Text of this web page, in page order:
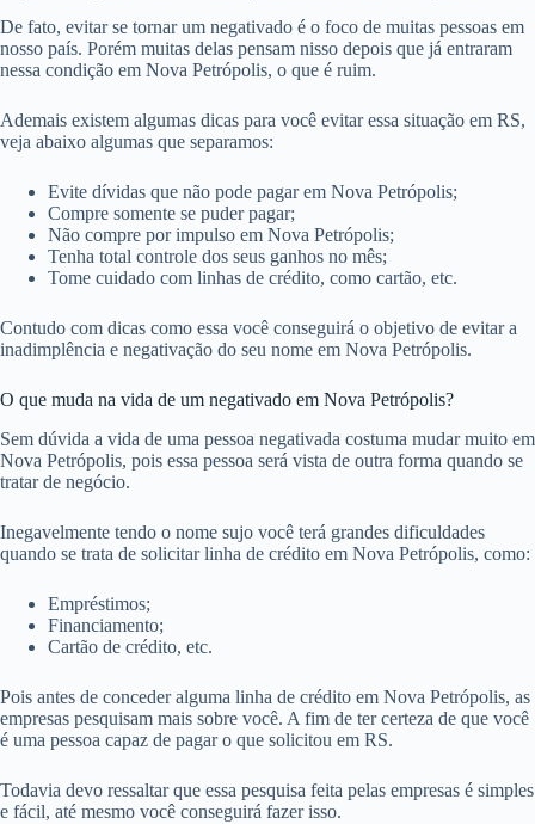
De fato, evitar se tornar um negativado é o foco de muitas pessoas em
nosso país. Porém muitas delas pensam nisso depois que já entraram
nessa condição em Nova Petrópolis, o que é ruim.
Ademais existem algumas dicas para você evitar essa situação em RS,
veja abaixo algumas que separamos:
Evite dívidas que não pode pagar em Nova Petrópolis;
Compre somente se puder pagar;
Não compre por impulso em Nova Petrópolis;
Tenha total controle dos seus ganhos no mês;
Tome cuidado com linhas de crédito, como cartão, etc.
Contudo com dicas como essa você conseguirá o objetivo de evitar a
inadimplência e negativação do seu nome em Nova Petrópolis.
O que muda na vida de um negativado em Nova Petrópolis?
Sem dúvida a vida de uma pessoa negativada costuma mudar muito em
Nova Petrópolis, pois essa pessoa será vista de outra forma quando se
tratar de negócio.
Inegavelmente tendo o nome sujo você terá grandes dificuldades
quando se trata de solicitar linha de crédito em Nova Petrópolis, como:
Empréstimos;
Financiamento;
Cartão de crédito, etc.
Pois antes de conceder alguma linha de crédito em Nova Petrópolis, as
empresas pesquisam mais sobre você. A fim de ter certeza de que você
é uma pessoa capaz de pagar o que solicitou em RS.
Todavia devo ressaltar que essa pesquisa feita pelas empresas é simples
e fácil, até mesmo você conseguirá fazer isso.